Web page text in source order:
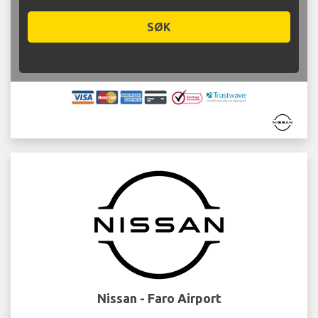
SØK
Nissan - Faro Airport